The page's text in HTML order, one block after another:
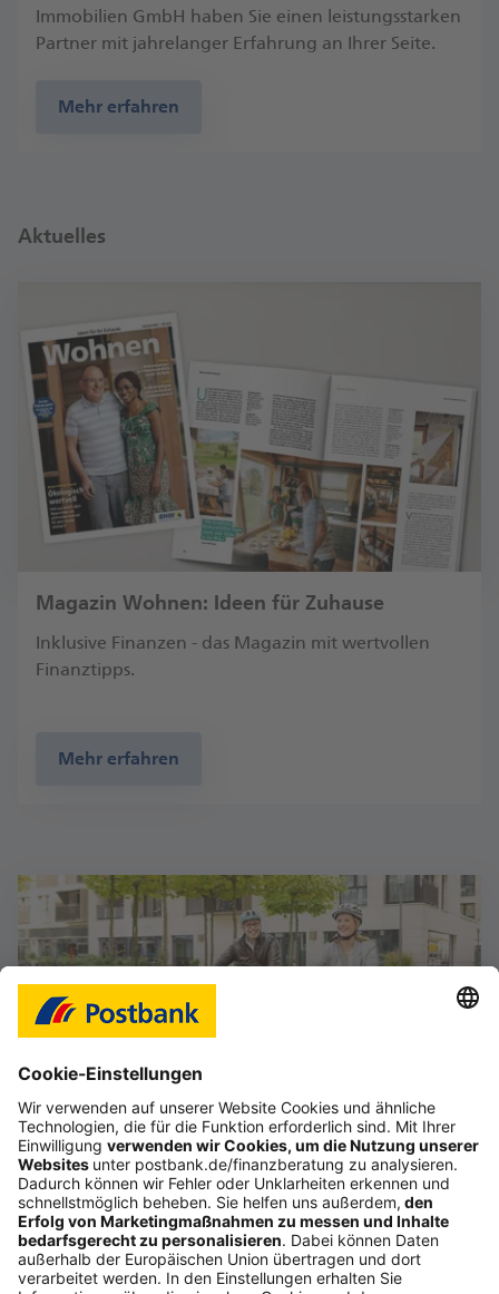
Immobilien GmbH haben Sie einen leistungsstarken
Partner mit jahrelanger Erfahrung an Ihrer Seite.
Mehr erfahren
Aktuelles
Magazin Wohnen: Ideen für Zuhause
Inklusive Finanzen - das Magazin mit wertvollen
Finanztipps.
Mehr erfahren
Das Gefühl, im Job frei zu sein
Starte deine selbstständige Karriere im Vertrieb,
auch als Quereinsteiger (d/m/w).